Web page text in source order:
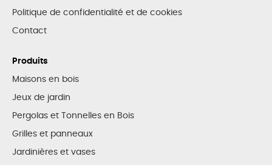
Politique de confidentialité et de cookies
Contact
Produits
Maisons en bois
Jeux de jardin
Pergolas et Tonnelles en Bois
Grilles et panneaux
Jardinières et vases